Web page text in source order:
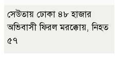
সেউতায় ঢোকা ৪৮ হাজার
অভিবাসী ফিরল মরক্কোয়, নিহত
৫৭